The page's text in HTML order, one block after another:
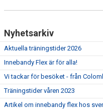
Nyhetsarkiv
Aktuella träningstider 2026
Innebandy Flex är för alla!
Vi tackar för besöket - från
Träningstider våren 2023
Artikel om innebandy flex hos